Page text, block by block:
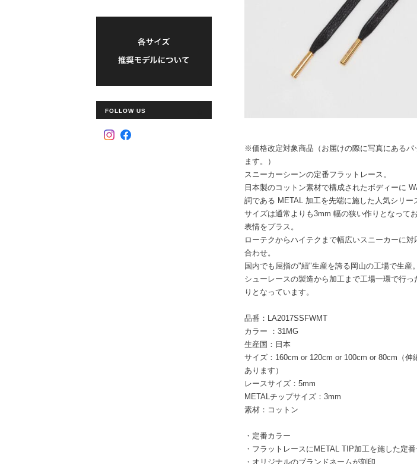
※価格改定対象商品（お届けの際に写真にある
ます。）
スニーカーシーンの定番フラットレース。
日本製のコットン素材で構成されたボディーに
詞である METAL 加工を先端に施した人気シリー
サイズは通常よりも3mm 幅の狭い作りとなって
表情をプラス。
ローテクからハイテクまで幅広いスニーカーに
合わせ。
国内でも屈指の"紐"生産を誇る岡山の工場で生産。
シューレースの製造から加工まで工場一環で行
りとなっています。
品番：LA2017SSFWMT
カラー ：31MG
生産国：日本
サイズ：160cm or 120cm or 100cm or 80cm（伸
あります）
レースサイズ：5mm
METALチップサイズ：3mm
素材：コットン
・定番カラー
・フラットレースにMETAL TIP加工を施した定
・オリジナルのブランドネームが刻印
FOLLOW US